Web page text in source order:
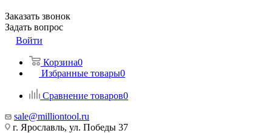
Заказать звонок
Задать вопрос
Войти
Корзина0
Избранные товары0
Сравнение товаров0
sale@milliontool.ru
г. Ярославль, ул. Победы 37